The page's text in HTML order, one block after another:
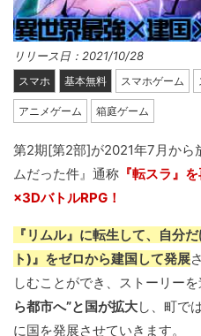
リリース日：2021/10/28
スマホ 基本無料 スマホゲーム
アニメゲーム 箱庭ゲーム
第2期[第2部]が2021年7月から
ムだった件』通称 『転スラ』
×3DバトルRPG！
『リムル』に転生して、自分
ト)』をゼロから建国して発展
しむことができ、ストーリーを
ら都市へ”と国が拡大し、町で
に国を発展させていきます。